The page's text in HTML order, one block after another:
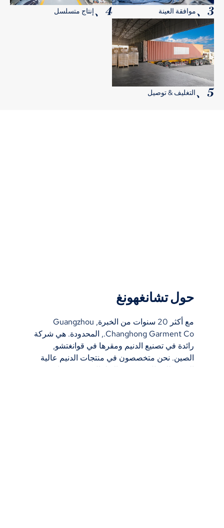
3、 موافقة العينة 4、 إنتاج متسلسل
5、 التغليف & توصيل
حول تشانغهونغ
مع أكثر 20 سنوات من الخبرة, Guangzhou
Changhong Garment Co., المحدودة. هي شركة
رائدة في تصنيع الدنيم ومقرها في قوانغتشو,
الصين. نحن متخصصون في منتجات الدنيم عالية
الجودة للرجال, نحيف, والاطفال, تقديم تصاميم